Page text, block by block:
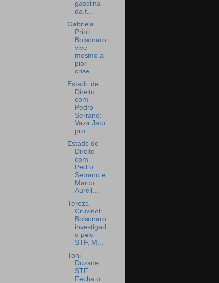
gasolina
da f...
Gabriela
Prioli:
Bolsonaro
vive
mesmo a
pior
crise...
Estado de
Direito
com
Pedro
Serrano:
Vaza Jato
pro...
Estado de
Direito
com
Pedro
Serrano e
Marco
Auréli...
Tereza
Cruvinel:
Bolsonaro
investigad
o pelo
STF, M...
Toni
Dozane:
STF
Fecha o